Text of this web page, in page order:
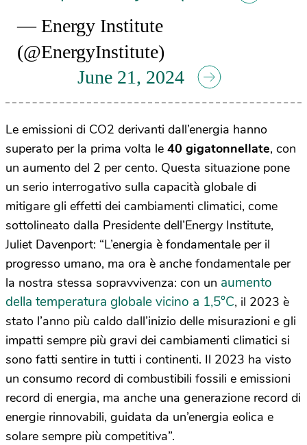
— Energy Institute
(@EnergyInstitute)
June 21, 2024
Le emissioni di CO2 derivanti dall’energia hanno
superato per la prima volta le 40 gigatonnellate, con
un aumento del 2 per cento. Questa situazione pone
un serio interrogativo sulla capacità globale di
mitigare gli effetti dei cambiamenti climatici, come
sottolineato dalla Presidente dell’Energy Institute,
Juliet Davenport: “L’energia è fondamentale per il
progresso umano, ma ora è anche fondamentale per
la nostra stessa sopravvivenza: con un aumento
della temperatura globale vicino a 1,5°C, il 2023 è
stato l’anno più caldo dall’inizio delle misurazioni e gli
impatti sempre più gravi dei cambiamenti climatici si
sono fatti sentire in tutti i continenti. Il 2023 ha visto
un consumo record di combustibili fossili e emissioni
record di energia, ma anche una generazione record di
energie rinnovabili, guidata da un’energia eolica e
solare sempre più competitiva”.